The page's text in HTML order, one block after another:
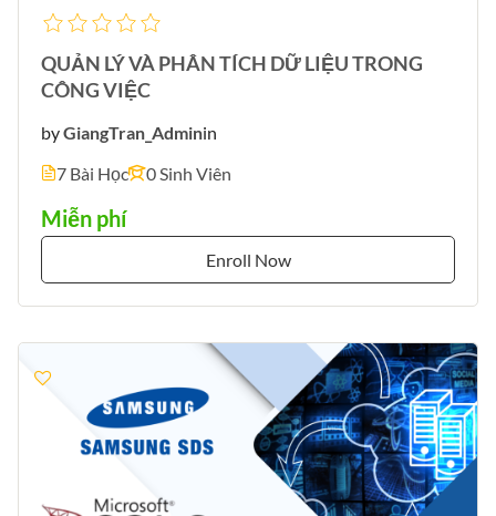
QUẢN LÝ VÀ PHÂN TÍCH DỮ LIỆU TRONG
CÔNG VIỆC
byGiangTran_Adminin
7 Bài Học
0 Sinh Viên
Miễn phí
Enroll Now